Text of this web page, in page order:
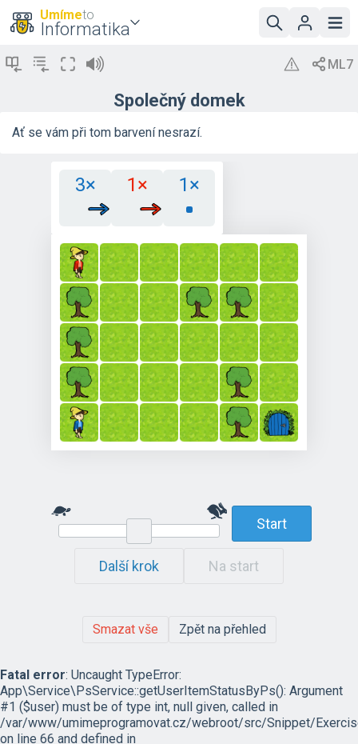
Umímeto
Informatika
Společný domek
Ať se vám při tom barvení nesrazí.
3× 1× 1×
Start
Další krok Na start
Smazat vše Zpět na přehled
Fatal error: Uncaught TypeError:
App\Service\PsService::getUserItemStatusByPs(): Argument
#1 ($user) must be of type int, null given, called in
/var/www/umimeprogramovat.cz/webroot/src/Snippet/
on line 66 and defined in